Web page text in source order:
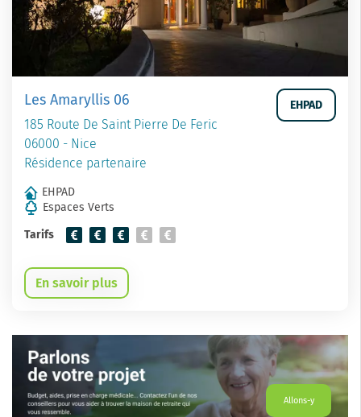
Les Amaryllis 06
185 Route De Saint Pierre De Feric
06000 - Nice
Résidence partenaire
EHPAD
EHPAD
Espaces Verts
Tarifs
En savoir plus
Allons-y